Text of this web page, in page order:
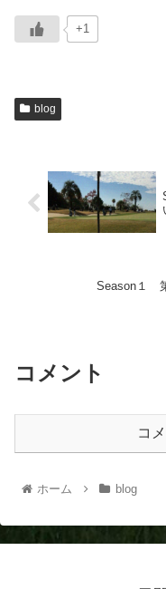
+1
blog
Season１
コメント
コ
ホーム blog